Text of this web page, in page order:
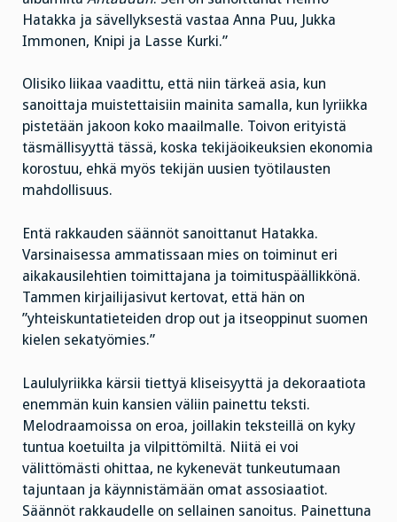
Hatakka ja sävellyksestä vastaa Anna Puu, Jukka
Immonen, Knipi ja Lasse Kurki.”
Olisiko liikaa vaadittu, että niin tärkeä asia, kun
sanoittaja muistettaisiin mainita samalla, kun lyriikka
pistetään jakoon koko maailmalle. Toivon erityistä
täsmällisyyttä tässä, koska tekijäoikeuksien ekonomia
korostuu, ehkä myös tekijän uusien työtilausten
mahdollisuus.
Entä rakkauden säännöt sanoittanut Hatakka.
Varsinaisessa ammatissaan mies on toiminut eri
aikakausilehtien toimittajana ja toimituspäällikkönä.
Tammen kirjailijasivut kertovat, että hän on
”yhteiskuntatieteiden drop out ja itseoppinut suomen
kielen sekatyömies.”
Laululyriikka kärsii tiettyä kliseisyyttä ja dekoraatiota
enemmän kuin kansien väliin painettu teksti.
Melodraamoissa on eroa, joillakin teksteillä on kyky
tuntua koetuilta ja vilpittömiltä. Niitä ei voi
välittömästi ohittaa, ne kykenevät tunkeutumaan
tajuntaan ja käynnistämään omat assosiaatiot.
Säännöt rakkaudelle on sellainen sanoitus. Painettuna